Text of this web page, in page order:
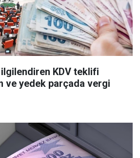
KDV teklifi
ve yedek parçada vergi